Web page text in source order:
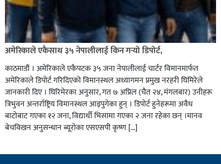
अमेरिकाले एकैसाथ ३५ नेपालीलाई किन गर्‍यो डिपोर्ट,
काठमाडौं । अमेरिकाले एकैपटक ३५ जना नेपालीलाई चार्टर विमानमार्फत
अमेरिकाले डिपोर्ट गरिदिएको विमानस्थल अध्यागमन प्रमुख नरहरी घिमिरेले
जानकारी दिए । घिरिमेरका अनुसार, गत ७ अप्रिल (चैत २४, मंगलबार) उनीहरू
त्रिभुवन अन्तर्राष्ट्रिय विमानस्थल आइपुगेका हुन् । डिपोर्ट हुनेहरूमा अवैध
बाटोबाट गएका १२ जना, विद्यार्थी भिसामा गएका २ जना रहेका छन् ।मानव
बेचविखन अनुसन्धान ब्यूरोका एसएसपी कृष्ण […]